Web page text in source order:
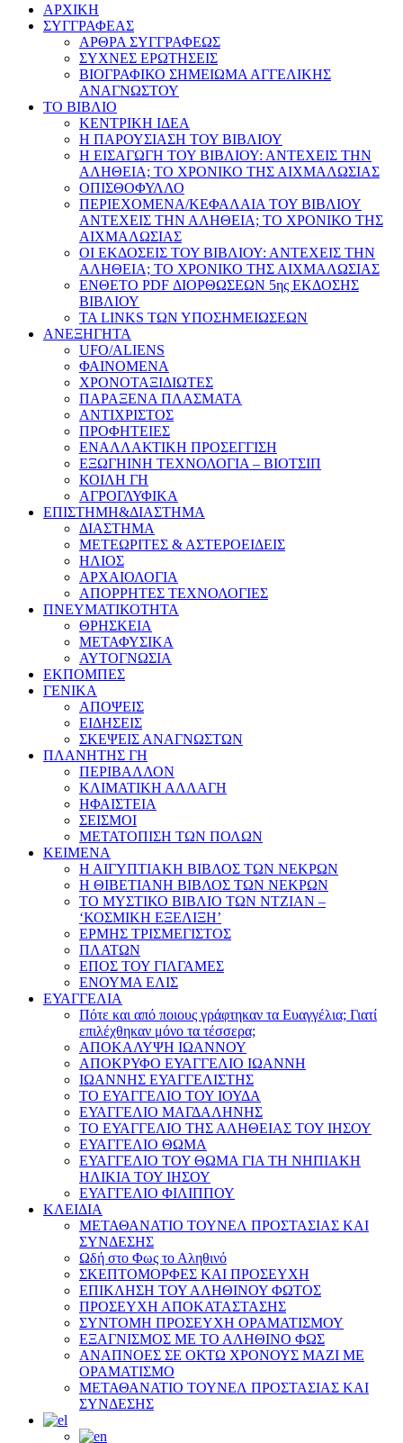
AΡΧΙΚΗ
ΣΥΓΓΡΑΦΕΑΣ
ΑΡΘΡΑ ΣΥΓΓΡΑΦΕΩΣ
ΣΥΧΝΕΣ ΕΡΩΤΗΣΕΙΣ
ΒΙΟΓΡΑΦΙΚΟ ΣΗΜΕΙΩΜΑ ΑΓΓΕΛΙΚΗΣ
ΑΝΑΓΝΩΣΤΟΥ
ΤΟ ΒΙΒΛΙΟ
ΚΕΝΤΡΙΚΗ ΙΔΕΑ
Η ΠΑΡΟΥΣΙΑΣΗ ΤΟΥ ΒΙΒΛΙΟΥ
Η ΕΙΣΑΓΩΓΗ ΤΟΥ ΒΙΒΛΙΟΥ: ΑΝΤΕΧΕΙΣ ΤΗΝ
ΑΛΗΘΕΙΑ; ΤΟ ΧΡΟΝΙΚΟ ΤΗΣ ΑΙΧΜΑΛΩΣΙΑΣ
ΟΠΙΣΘΟΦΥΛΛΟ
ΠΕΡΙΕΧΟΜΕΝΑ/ΚΕΦΑΛΑΙΑ ΤΟΥ ΒΙΒΛΙΟΥ
ΑΝΤΕΧΕΙΣ ΤΗΝ ΑΛΗΘΕΙΑ; ΤΟ ΧΡΟΝΙΚΟ ΤΗΣ
ΑΙΧΜΑΛΩΣΙΑΣ
ΟΙ ΕΚΔΟΣΕΙΣ ΤΟΥ ΒΙΒΛΙΟΥ: ΑΝΤΕΧΕΙΣ ΤΗΝ
ΑΛΗΘΕΙΑ; ΤΟ ΧΡΟΝΙΚΟ ΤΗΣ ΑΙΧΜΑΛΩΣΙΑΣ
ΕΝΘΕΤΟ PDF ΔΙΟΡΘΩΣΕΩΝ 5ης ΕΚΔΟΣΗΣ
ΒΙΒΛΙΟΥ
ΤΑ LINKS ΤΩΝ ΥΠΟΣΗΜΕΙΩΣΕΩΝ
ΑΝΕΞΗΓΗΤΑ
UFO/ALIENS
ΦΑΙΝΟΜΕΝΑ
ΧΡΟΝΟΤΑΞΙΔΙΩΤΕΣ
ΠΑΡΑΞΕΝΑ ΠΛΑΣΜΑΤΑ
ΑΝΤΙΧΡΙΣΤΟΣ
ΠΡΟΦΗΤΕΙΕΣ
ΕΝΑΛΛΑΚΤΙΚΗ ΠΡΟΣΕΓΓΙΣΗ
ΕΞΩΓΗΙΝΗ ΤΕΧΝΟΛΟΓΙΑ – ΒΙΟΤΣΙΠ
ΚΟΙΛΗ ΓΗ
ΑΓΡΟΓΛΥΦΙΚΑ
ΕΠΙΣΤΗΜΗ&ΔΙΑΣΤΗΜΑ
ΔΙΑΣΤΗΜΑ
ΜΕΤΕΩΡΙΤΕΣ & ΑΣΤΕΡΟΕΙΔΕΙΣ
ΗΛΙΟΣ
ΑΡΧΑΙΟΛΟΓΙΑ
ΑΠΟΡΡΗΤΕΣ ΤΕΧΝΟΛΟΓΙΕΣ
ΠΝΕΥΜΑΤΙΚΟΤΗΤΑ
ΘΡΗΣΚΕΙΑ
ΜΕΤΑΦΥΣΙΚΑ
ΑΥΤΟΓΝΩΣΙΑ
ΕΚΠΟΜΠΕΣ
ΓΕΝΙΚΑ
ΑΠΟΨΕΙΣ
ΕΙΔΗΣΕΙΣ
ΣΚΕΨΕΙΣ ΑΝΑΓΝΩΣΤΩΝ
ΠΛΑΝΗΤΗΣ ΓΗ
ΠΕΡΙΒΑΛΛΟΝ
ΚΛΙΜΑΤΙΚΗ ΑΛΛΑΓΗ
ΗΦΑΙΣΤΕΙΑ
ΣΕΙΣΜΟΙ
ΜΕΤΑΤΟΠΙΣΗ ΤΩΝ ΠΟΛΩΝ
ΚΕΙΜΕΝΑ
Η ΑΙΓΥΠΤΙΑΚΗ ΒΙΒΛΟΣ ΤΩΝ ΝΕΚΡΩΝ
Η ΘΙΒΕΤΙΑΝΗ ΒΙΒΛΟΣ ΤΩΝ ΝΕΚΡΩΝ
ΤΟ ΜΥΣΤΙΚΟ ΒΙΒΛΙΟ ΤΩΝ ΝΤΖΙΑΝ –
‘ΚΟΣΜΙΚΗ ΕΞΕΛΙΞΗ’
ΕΡΜΗΣ ΤΡΙΣΜΕΓΙΣΤΟΣ
ΠΛΑΤΩΝ
ΕΠΟΣ ΤΟΥ ΓΙΛΓΑΜΕΣ
ΕΝΟΥΜΑ ΕΛΙΣ
ΕΥΑΓΓΕΛΙΑ
Πότε και από ποιους γράφτηκαν τα Ευαγγέλια; Γιατί
επιλέχθηκαν μόνο τα τέσσερα;
ΑΠΟΚΑΛΥΨΗ ΙΩΑΝΝΟΥ
ΑΠΟΚΡΥΦΟ ΕΥΑΓΓΕΛΙΟ ΙΩΑΝΝΗ
ΙΩΑΝΝΗΣ ΕΥΑΓΓΕΛΙΣΤΗΣ
ΤΟ ΕΥΑΓΓΕΛΙΟ ΤΟΥ ΙΟΥΔΑ
ΕΥΑΓΓΕΛΙΟ ΜΑΓΔΑΛΗΝΗΣ
ΤΟ ΕΥΑΓΓΕΛΙΟ ΤΗΣ ΑΛΗΘΕΙΑΣ ΤΟΥ ΙΗΣΟΥ
ΕΥΑΓΓΕΛΙΟ ΘΩΜΑ
ΕΥΑΓΓΕΛΙΟ ΤΟΥ ΘΩΜΑ ΓΙΑ ΤΗ ΝΗΠΙΑΚΗ
ΗΛΙΚΙΑ ΤΟΥ ΙΗΣΟΥ
ΕΥΑΓΓΕΛΙΟ ΦΙΛΙΠΠΟΥ
ΚΛΕΙΔΙΑ
ΜΕΤΑΘΑΝΑΤΙΟ ΤΟΥΝΕΛ ΠΡΟΣΤΑΣΙΑΣ ΚΑΙ
ΣΥΝΔΕΣΗΣ
Ωδή στο Φως το Αληθινό
ΣΚΕΠΤΟΜΟΡΦΕΣ ΚΑΙ ΠΡΟΣΕΥΧΗ
ΕΠΙΚΛΗΣΗ ΤΟΥ ΑΛΗΘΙΝΟΥ ΦΩΤΟΣ
ΠΡΟΣΕΥΧΗ ΑΠΟΚΑΤΑΣΤΑΣΗΣ
ΣΥΝΤΟΜΗ ΠΡΟΣΕΥΧΗ ΟΡΑΜΑΤΙΣΜΟΥ
ΕΞΑΓΝΙΣΜΟΣ ΜΕ ΤΟ ΑΛΗΘΙΝΟ ΦΩΣ
ΑΝΑΠΝΟΕΣ ΣΕ ΟΚΤΩ ΧΡΟΝΟΥΣ ΜΑΖΙ ΜΕ
ΟΡΑΜΑΤΙΣΜΟ
ΜΕΤΑΘΑΝΑΤΙΟ ΤΟΥΝΕΛ ΠΡΟΣΤΑΣΙΑΣ ΚΑΙ
ΣΥΝΔΕΣΗΣ